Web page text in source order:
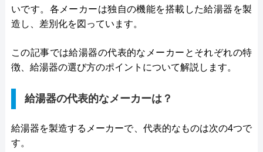
いです。各メーカーは独自の機能を搭載した給湯器を製
造し、差別化を図っています。
この記事では給湯器の代表的なメーカーとそれぞれの特
徴、給湯器の選び方のポイントについて解説します。
給湯器の代表的なメーカーは？
給湯器を製造するメーカーで、代表的なものは次の4つで
す。